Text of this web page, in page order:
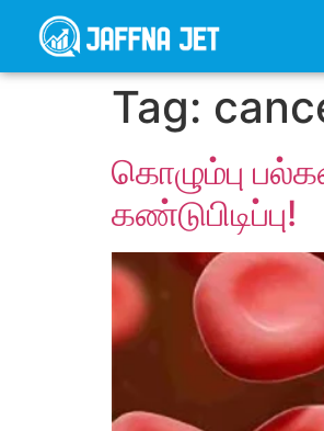
Tag:
கொழும்பு
கண்டுபிடிப்பு!